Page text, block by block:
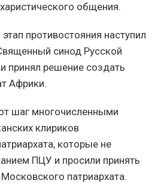
общения.
противостояния наступил
синод Русской
принял решение создать
Африки.
шаг многочисленными
клириков
которые не
ПЦУ и просили принять
патриархата.